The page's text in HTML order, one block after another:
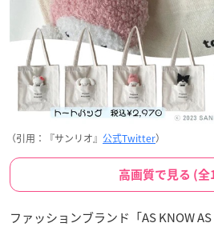
（引用：『サンリオ』 公式Twitter）
高画質で見る (全
ファッションブランド「AS KNOW